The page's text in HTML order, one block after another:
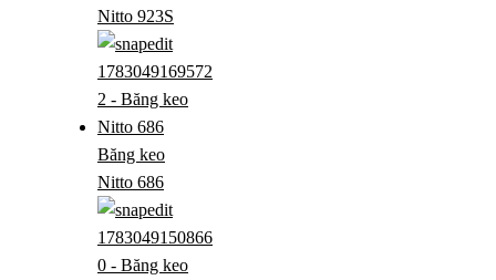
Nitto 923S
Băng keo
Nitto 686